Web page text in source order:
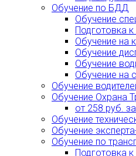
Обучение по БДД
Обучение
Подготовка
Обучение на
Обучение
Обучение
Обучение на
Обучение
Обучение Охрана
от 258 руб.
Обучение
Обучение
Обучение по
Подготовка к